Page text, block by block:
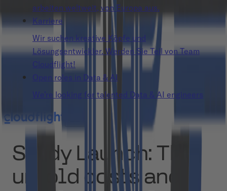
arbeiten weltweit, von Europa aus.
Karriere
Wir suchen kreative Köpfe und
Lösungsentwickler. Werden Sie Teil von Team
Cloudflight!
Open roles in Data & AI
We’re looking for talented Data & AI engineers
Study Launch: The
untold costs and